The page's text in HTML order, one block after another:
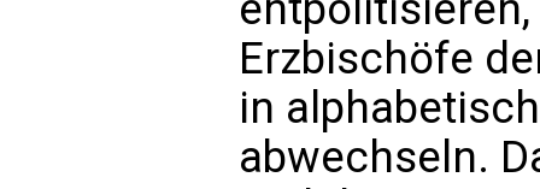
Erzbischöfe
in
abwechseln.